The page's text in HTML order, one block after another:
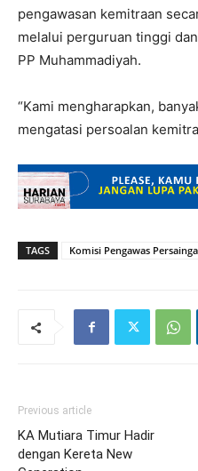
pengawasan kemitraan
melalui perguruan tinggi
PP Muhammadiyah.
“Kami mengharapkan,
mengatasi persoalan
TAGS Komisi Pengawas
Previous article
KA Mutiara Timur Hadir
dengan Kereta New